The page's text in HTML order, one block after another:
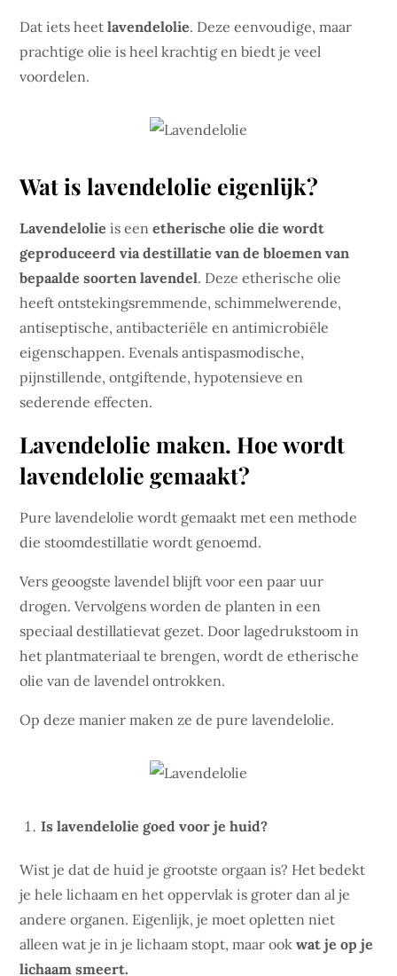
Dat iets heetlavendelolie. Deze eenvoudige, maar
prachtige olie is heel krachtig en biedt je veel
voordelen.
Wat is lavendelolie eigenlijk?
Lavendelolie is eenetherische olie die wordt
geproduceerd via destillatie van de bloemen van
bepaalde soorten lavendel. Deze etherische olie
heeft ontstekingsremmende, schimmelwerende,
antiseptische, antibacteriële en antimicrobiële
eigenschappen. Evenals antispasmodische,
pijnstillende, ontgiftende, hypotensieve en
sederende effecten.
Lavendelolie maken. Hoe wordt
lavendelolie gemaakt?
Pure lavendelolie wordt gemaakt met een methode
die stoomdestillatie wordt genoemd.
Vers geoogste lavendel blijft voor een paar uur
drogen. Vervolgens worden de planten in een
speciaal destillatievat gezet. Door lagedrukstoom in
het plantmateriaal te brengen, wordt de etherische
olie van de lavendel ontrokken.
Op deze manier maken ze de pure lavendelolie.
Is lavendelolie goed voor je huid?
Wist je dat de huid je grootste orgaan is? Het bedekt
je hele lichaam en het oppervlak is groter dan al je
andere organen. Eigenlijk, je moet opletten niet
alleen wat je in je lichaam stopt, maar ookwat je op je
lichaam smeert.